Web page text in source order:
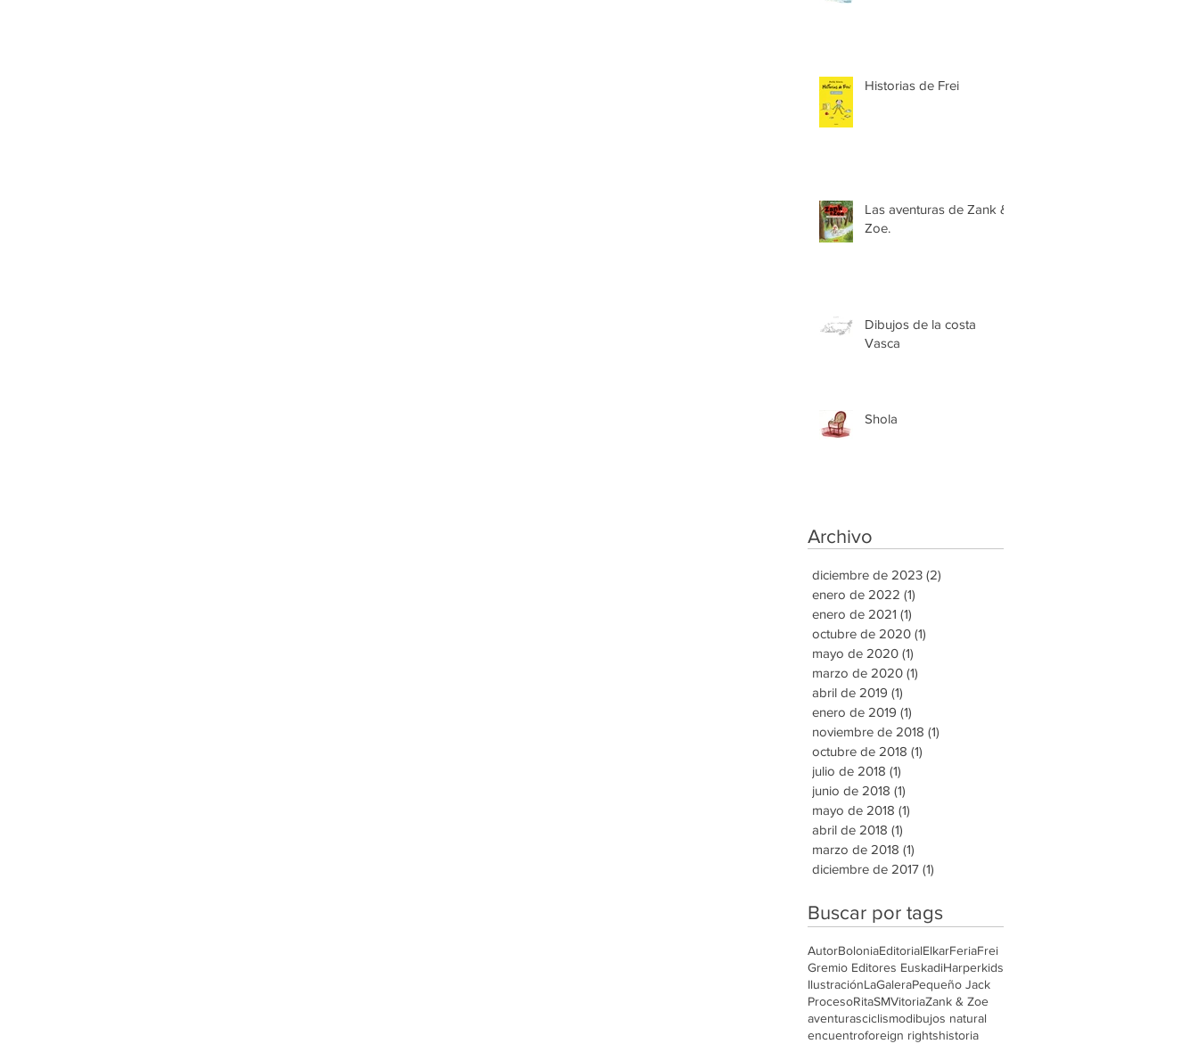
Historias de Frei
Las aventuras de Zank &
Zoe.
Dibujos de la costa
Vasca
Shola
Archivo
diciembre de 2023 (2)
enero de 2022 (1)
enero de 2021 (1)
octubre de 2020 (1)
mayo de 2020 (1)
marzo de 2020 (1)
abril de 2019 (1)
enero de 2019 (1)
noviembre de 2018 (1)
octubre de 2018 (1)
julio de 2018 (1)
junio de 2018 (1)
mayo de 2018 (1)
abril de 2018 (1)
marzo de 2018 (1)
diciembre de 2017 (1)
Buscar por tags
AutorBoloniaEditorialElkarFeriaFrei
Gremio Editores EuskadiHarperkids
IlustraciónLaGaleraPequeño Jack
ProcesoRitaSMVitoriaZank & Zoe
aventurasciclismodibujos natural
encuentroforeign rightshistoria